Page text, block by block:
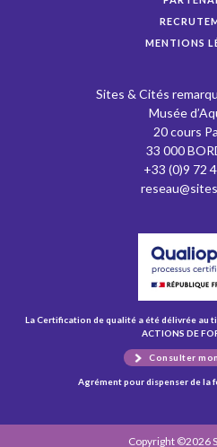
MENTIONS
Sites & Cités
Musée
20 cours
33 000
+33 (0)9 72
La Certification de qualité a été délivrée au
ACTIONS DE
Consulter
Agrément pour dispenser de la
Copyright ©2026